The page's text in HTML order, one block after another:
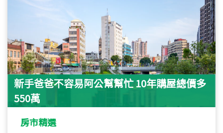
新手爸爸不容易阿公幫幫忙 10年購屋總價多
550萬
房市精選